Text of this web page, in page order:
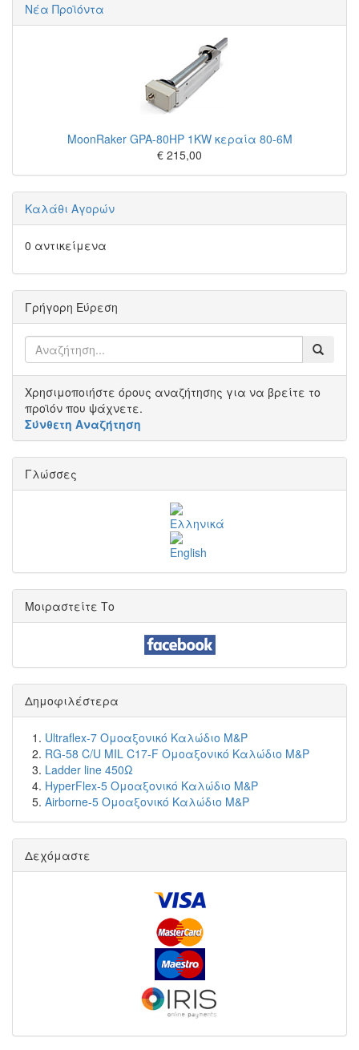
Νέα Προϊόντα
MoonRaker GPA-80HP 1KW κεραία 80-6M
€ 215,00
Καλάθι Αγορών
0 αντικείμενα
Γρήγορη Εύρεση
Χρησιμοποιήστε όρους αναζήτησης για να βρείτε το
προϊόν που ψάχνετε.
Σύνθετη Αναζήτηση
Γλώσσες
Μοιραστείτε Το
Δημοφιλέστερα
Ultraflex-7 Ομοαξονικό Καλώδιο M&P
RG-58 C/U MIL C17-F Ομοαξονικό Καλώδιο M&P
Ladder line 450Ω
HyperFlex-5 Ομοαξονικό Καλώδιο M&P
Airborne-5 Ομοαξονικό Καλώδιο M&P
Δεχόμαστε